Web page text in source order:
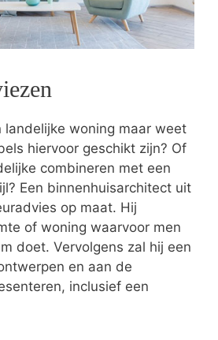
landelijke woning maar weet
hiervoor geschikt zijn? Of
combineren met een
Een binnenhuisarchitect uit
op maat. Hij
of woning waarvoor men
doet. Vervolgens zal hij een
en aan de
inclusief een